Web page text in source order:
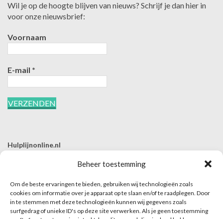
Beheer toestemming
Om de beste ervaringen te bieden, gebruiken wij technologieën zoals
cookies om informatie over je apparaat op te slaan en/of te raadplegen. Door
in te stemmen met deze technologieën kunnen wij gegevens zoals
surfgedrag of unieke ID's op deze site verwerken. Als je geen toestemming
Wil je op de hoogte blijven van nieuws? Schrijf je dan hier in
voor onze nieuwsbrief:
Voornaam
E-mail *
Hulplijnonline.nl
E | info@hulplijnonline.nl
Contactformulier
Over Hulplijnonline.nl
Het team van Hulplijnonline.nl